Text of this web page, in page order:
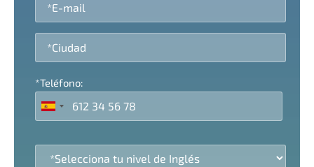
*Teléfono: